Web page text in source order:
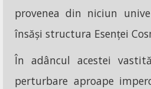
provenea din niciun
însăși structura Esenței
În adâncul acestei
perturbare aproape